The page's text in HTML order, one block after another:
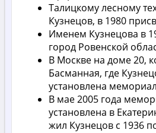
Талицкому лесному
Кузнецов, в 1980
Именем Кузнецова в
город Ровенской
В Москве на доме 20,
Басманная, где
установлена
В мае 2005 года
установлена в
жил Кузнецов с 1936